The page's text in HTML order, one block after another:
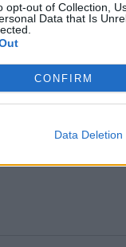
opt-out of Collection,
Data that Is
CONFIRM
Data Deletion